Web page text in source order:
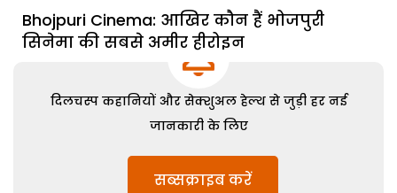
Bhojpuri Cinema: आखिर कौन हैं भोजपुरी
सिनेमा की सबसे अमीर हीरोइन
दिलचस्प कहानियों और सेक्शुअल हेल्थ से जुड़ी हर नई
जानकारी के लिए
सब्सक्राइब करें